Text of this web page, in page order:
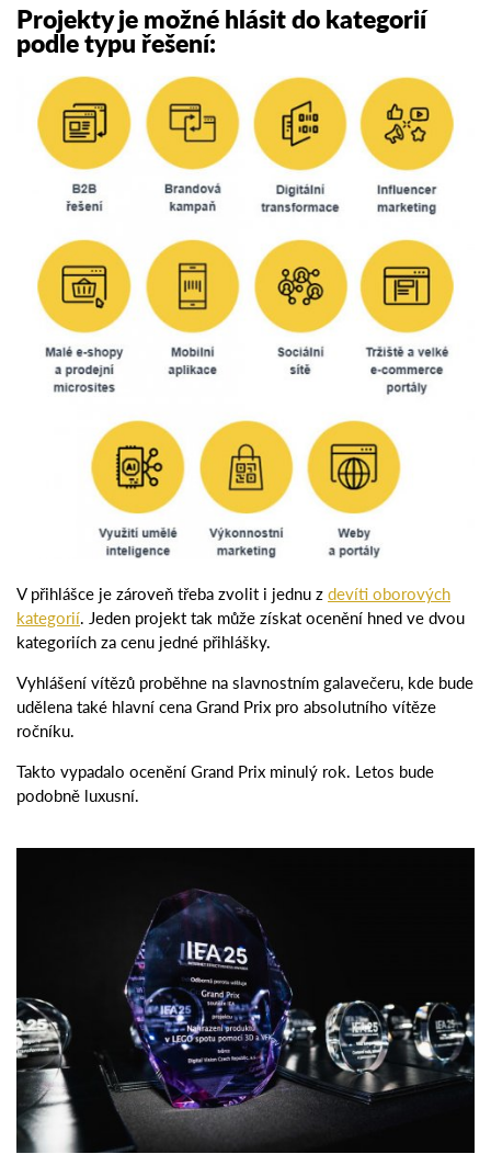
Projekty je možné hlásit do kategorií
podle typu řešení:
V přihlášce je zároveň třeba zvolit i jednu zdevíti oborových
kategorií. Jeden projekt tak může získat ocenění hned ve dvou
kategoriích za cenu jedné přihlášky.
Vyhlášení vítězů proběhne na slavnostním galavečeru, kde bude
udělena také hlavní cena Grand Prix pro absolutního vítěze
ročníku.
Takto vypadalo ocenění Grand Prix minulý rok. Letos bude
podobně luxusní.